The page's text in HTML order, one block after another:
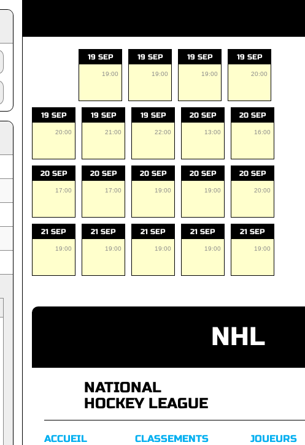
19 SEP
19:00
19 SEP
19:00
19 SEP
19:00
19 SEP
20:00
19 SEP
20:00
19 SEP
21:00
19 SEP
22:00
20 SEP
13:00
20 SEP
16:00
20 SEP
17:00
20 SEP
17:00
20 SEP
19:00
20 SEP
19:00
20 SEP
20:00
21 SEP
19:00
21 SEP
19:00
21 SEP
19:00
21 SEP
19:00
21 SEP
19:00
NHL
NATIONAL
HOCKEY LEAGUE
ACCUEIL
CLASSEMENTS
JOUEURS